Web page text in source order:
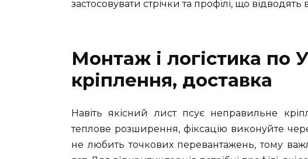
застосовувати стрічки та профілі, що
Монтаж і логістика по
кріплення, доставка
Навіть якісний лист псує неправильне
теплове розширення, фіксацію виконуйте
не любить точкових перевантажень, тому